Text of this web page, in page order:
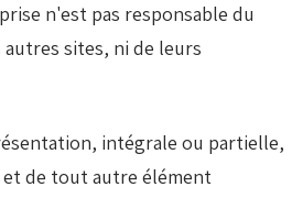
n'est pas responsable du
sites, ni de leurs
intégrale ou partielle,
et de tout autre élément